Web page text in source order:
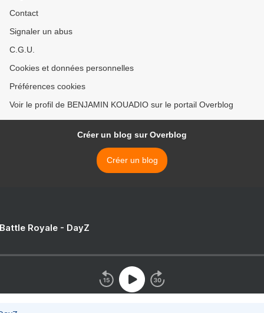
Contact
Signaler un abus
C.G.U.
Cookies et données personnelles
Préférences cookies
Voir le profil de BENJAMIN KOUADIO sur le portail Overblog
Créer un blog sur Overblog
Créer un blog
Royale - DayZ